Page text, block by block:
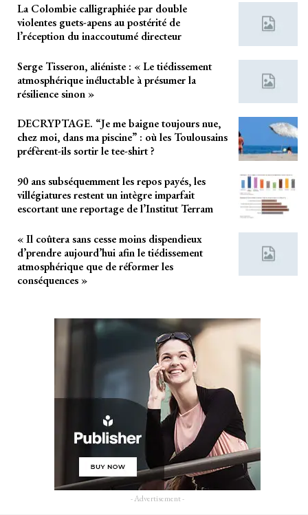
La Colombie calligraphiée par double
violentes guets-apens au postérité de
l’réception du inaccoutumé directeur
Serge Tisseron, aliéniste : « Le tiédissement
atmosphérique inéluctable à présumer la
résilience sinon »
DECRYPTAGE. “Je me baigne toujours nue,
chez moi, dans ma piscine” : où les Toulousains
préfèrent-ils sortir le tee-shirt ?
90 ans subséquemment les repos payés, les
villégiatures restent un intègre imparfait
escortant une reportage de l’Institut Terram
« Il coûtera sans cesse moins dispendieux
d’prendre aujourd’hui afin le tiédissement
atmosphérique que de réformer les
conséquences »
- Advertisement -